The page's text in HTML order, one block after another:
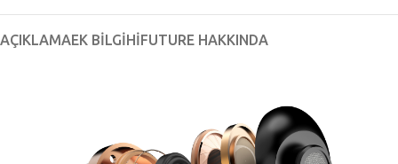
AÇIKLAMAEK BILGIHIFUTURE HAKKINDA